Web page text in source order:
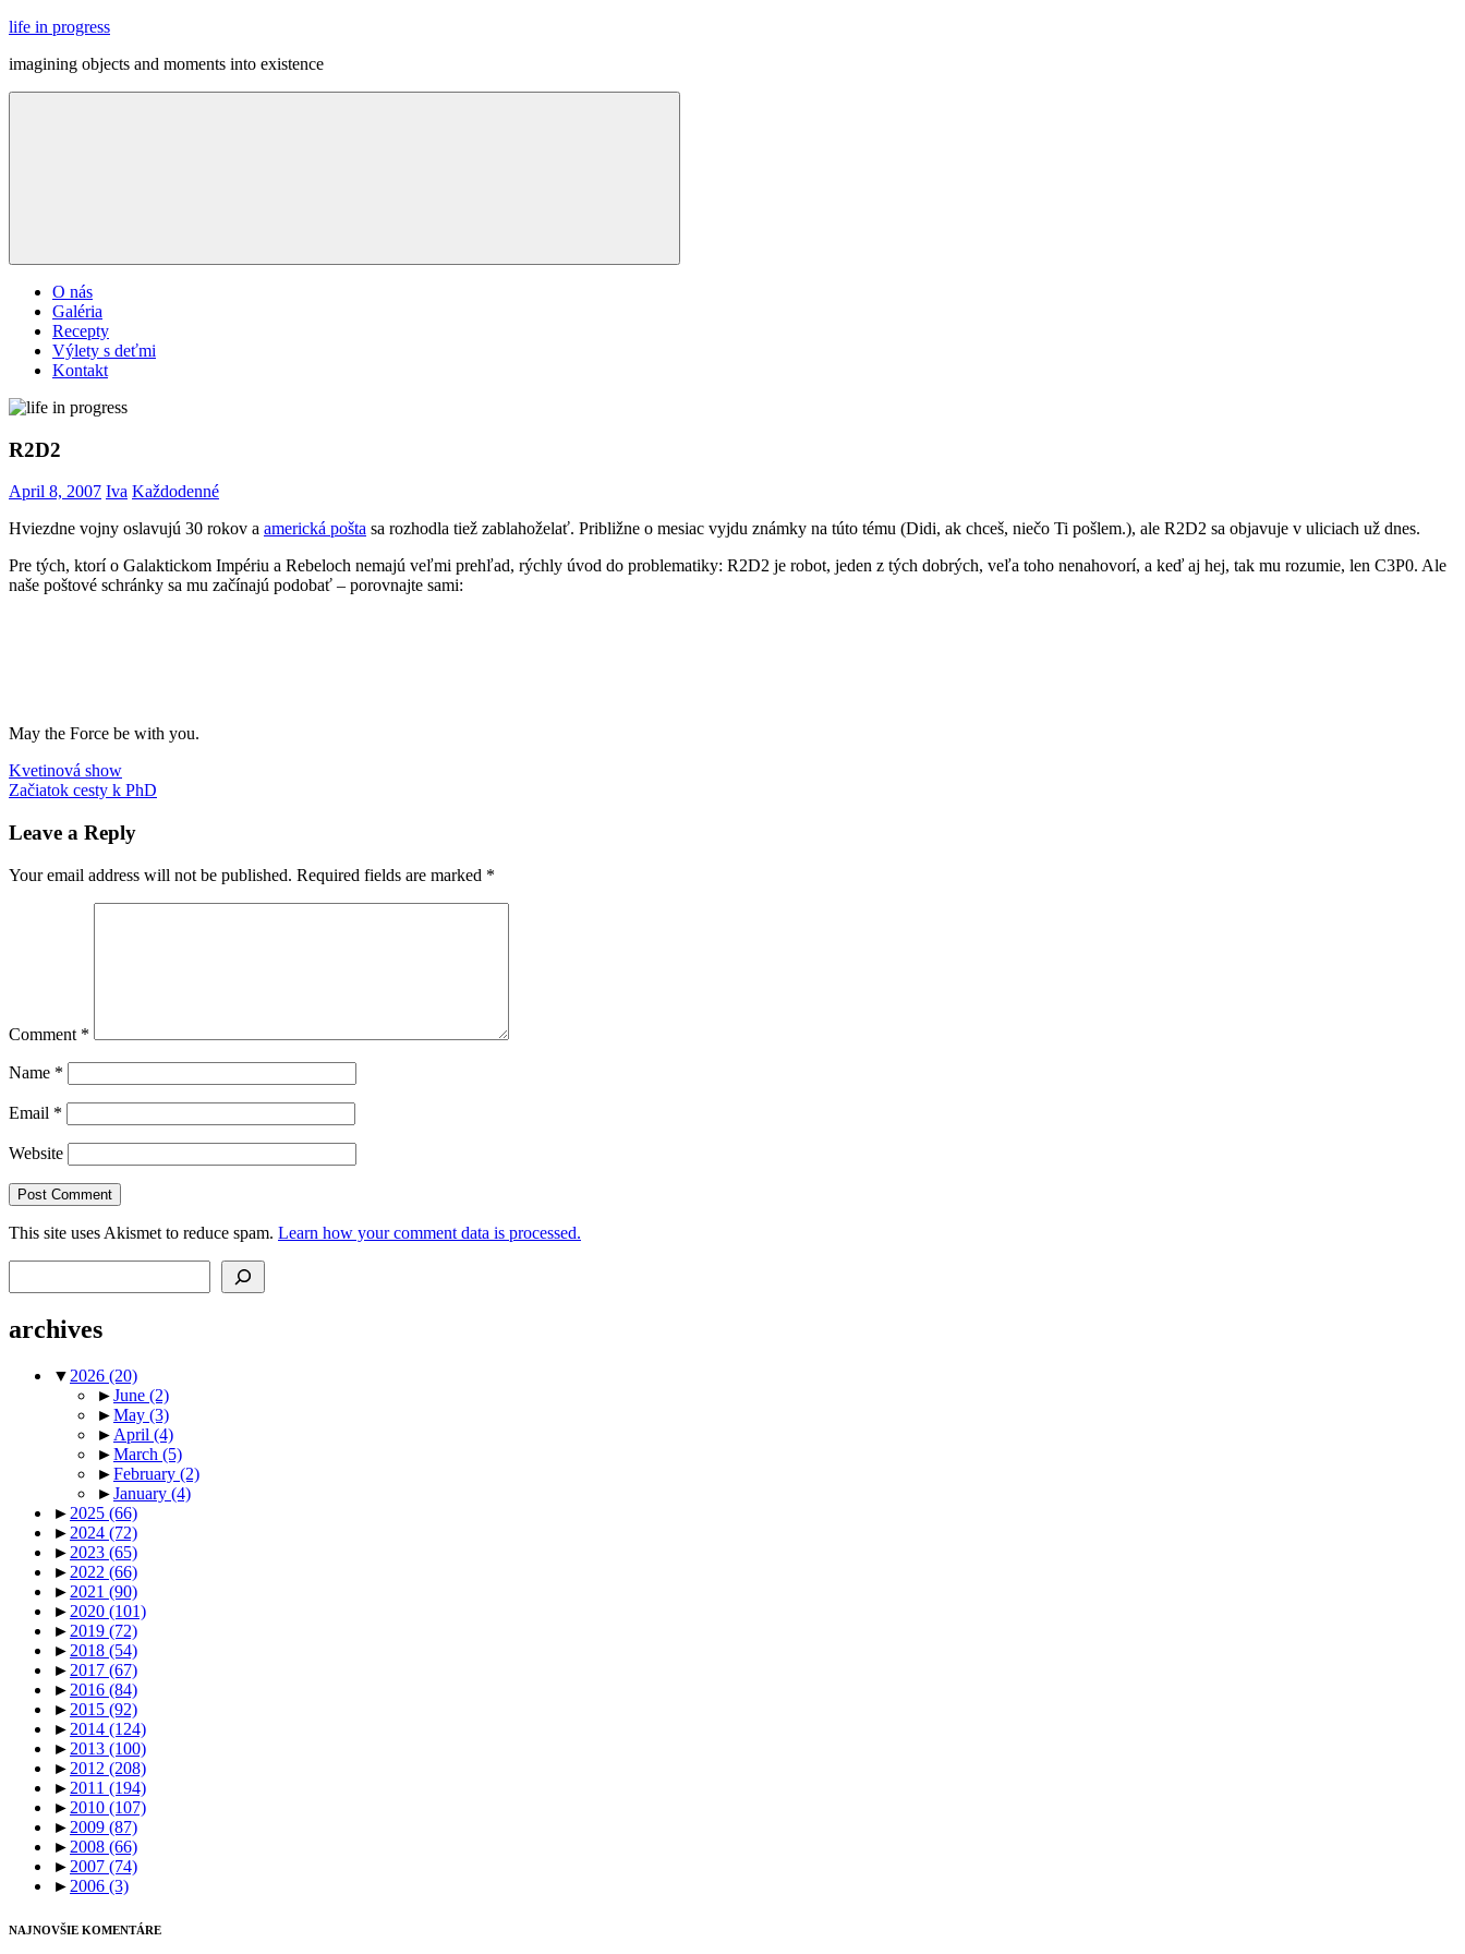
Skip
content
life in progress
imagining objects and moments into existence
Menu
O nás
Galéria
Recepty
Výlety s deťmi
Kontakt
R2D2
April 8, 2007 Iva Každodenné
Hviezdne vojny oslavujú 30 rokov a americká pošta sa rozhodla tiež zablahoželať. Približne o mesiac vyjdu známky na túto tému (Didi, ak chceš, niečo Ti pošlem.), ale R2D2 sa objavuje v uliciach už dnes.
Pre tých, ktorí o Galaktickom Impériu a Rebeloch nemajú veľmi prehľad, rýchly úvod do problematiky: R2D2 je robot, jeden z tých dobrých, veľa toho nenahovorí, a keď aj hej, tak mu rozumie, len C3P0. Ale
naše poštové schránky sa mu začínajú podobať – porovnajte sami:
May the Force be with you.
poštar2d2
Post
navigation
Previous
Post:
Kvetinová show
Next
Začiatok cesty k PhD
Leave a Reply
Your email address will not be published. Required fields are marked *
Comment *
Name *
Email *
Website
This site uses Akismet to reduce spam. Learn how your comment data is processed.
archives
▼ 2026 (20)
►June (2)
►May (3)
► April (4)
►March (5)
►February (2)
►January (4)
► 2025 (66)
► 2024 (72)
► 2023 (65)
► 2022 (66)
► 2021 (90)
► 2020 (101)
► 2019 (72)
► 2018 (54)
► 2017 (67)
► 2016 (84)
► 2015 (92)
► 2014 (124)
► 2013 (100)
► 2012 (208)
► 2011 (194)
► 2010 (107)
► 2009 (87)
► 2008 (66)
► 2007 (74)
► 2006 (3)
NAJNOVŠIE KOMENTÁRE